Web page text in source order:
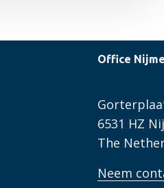
Office
6531 HZ
The
Neem